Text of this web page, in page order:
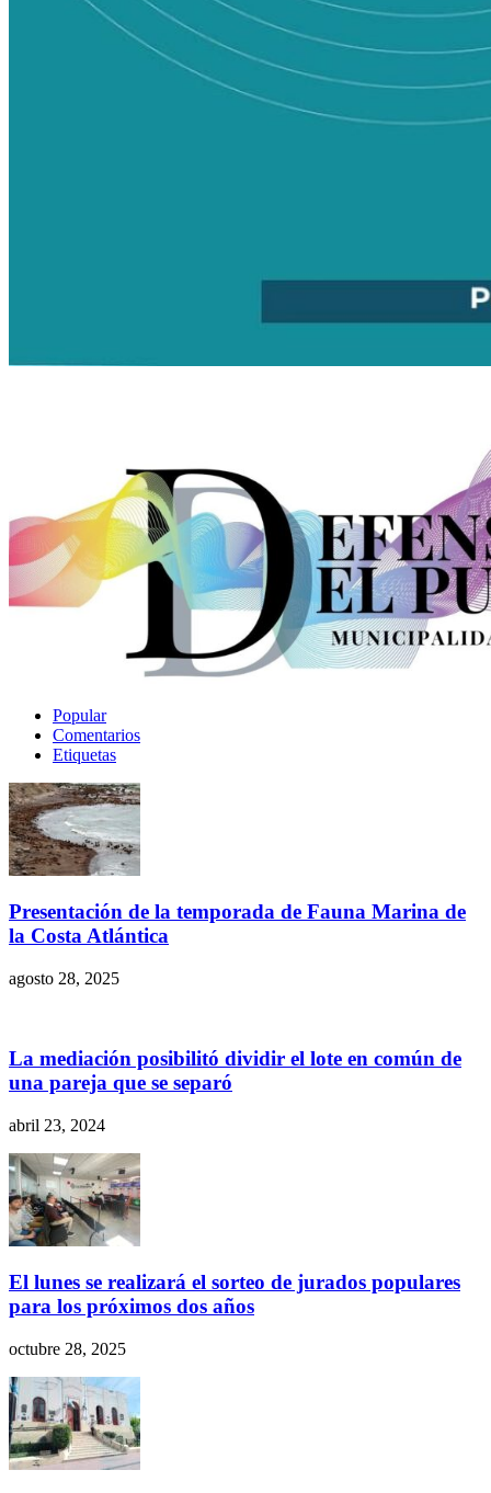
Popular
Comentarios
Etiquetas
Presentación de la temporada de Fauna Marina de
la Costa Atlántica
agosto 28, 2025
La mediación posibilitó dividir el lote en común de
una pareja que se separó
abril 23, 2024
El lunes se realizará el sorteo de jurados populares
para los próximos dos años
octubre 28, 2025